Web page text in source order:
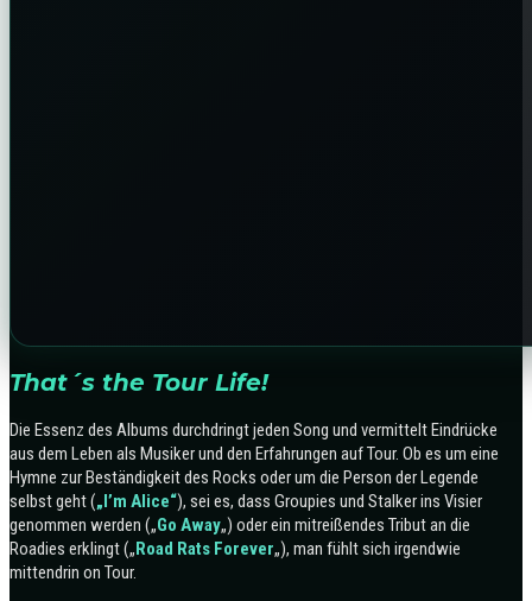
That´s the Tour Life!
Die Essenz des Albums durchdringt jeden Song und vermittelt Eindrücke
aus dem Leben als Musiker und den Erfahrungen auf Tour. Ob es um eine
Hymne zur Beständigkeit des Rocks oder um die Person der Legende
selbst geht („I’m Alice“), sei es, dass Groupies und Stalker ins Visier
genommen werden („Go Away„) oder ein mitreißendes Tribut an die
Roadies erklingt („Road Rats Forever„), man fühlt sich irgendwie
mittendrin on Tour.